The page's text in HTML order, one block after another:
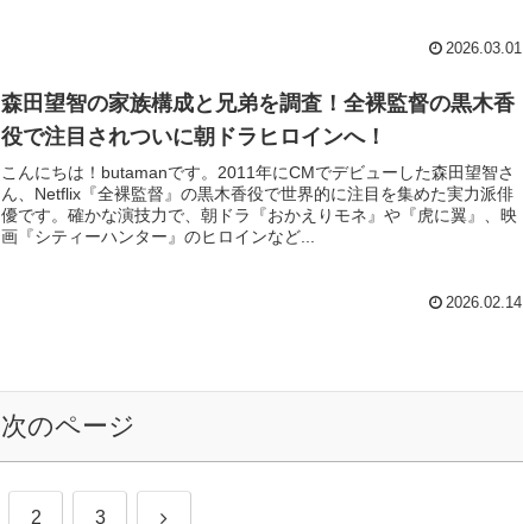
2026.03.01
森田望智の家族構成と兄弟を調査！全裸監督の黒木香
役で注目されついに朝ドラヒロインへ！
こんにちは！butamanです。2011年にCMでデビューした森田望智さ
ん、Netflix『全裸監督』の黒木香役で世界的に注目を集めた実力派俳
優です。確かな演技力で、朝ドラ『おかえりモネ』や『虎に翼』、映
画『シティーハンター』のヒロインなど...
2026.02.14
次のページ
2 3 次